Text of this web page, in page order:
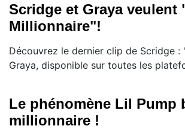
Scridge et Graya veulent
Millionnaire"!
Découvrez le dernier clip de Scridge :
Graya, disponible sur toutes les
Le phénomène Lil Pump
millionnaire !